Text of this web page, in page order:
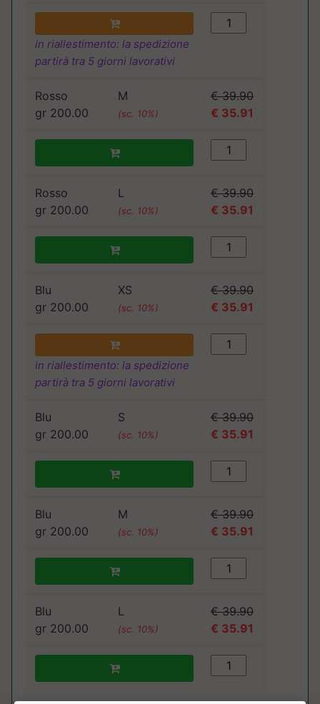
in riallestimento: la spedizione
partirà tra 5 giorni lavorativi
Rosso
gr 200.00
M
(sc. 10%)
€ 39.90
€ 35.91
Rosso
gr 200.00
L
(sc. 10%)
€ 39.90
€ 35.91
Blu
gr 200.00
XS
(sc. 10%)
€ 39.90
€ 35.91
in riallestimento: la spedizione
partirà tra 5 giorni lavorativi
Blu
gr 200.00
S
(sc. 10%)
€ 39.90
€ 35.91
Blu
gr 200.00
M
(sc. 10%)
€ 39.90
€ 35.91
Blu
gr 200.00
L
(sc. 10%)
€ 39.90
€ 35.91